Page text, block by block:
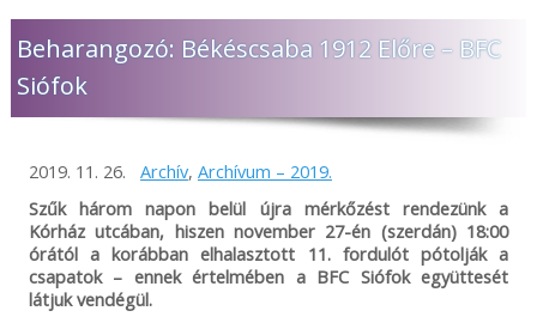
Beharangozó: Békéscsaba 1912 Előre – BFC
Siófok
2019. 11. 26. Archív, Archívum – 2019.
Szűk három napon belül újra mérkőzést rendezünk a
Kórház utcában, hiszen november 27-én (szerdán) 18:00
órától a korábban elhalasztott 11. fordulót pótolják a
csapatok – ennek értelmében a BFC Siófok együttesét
látjuk vendégül.